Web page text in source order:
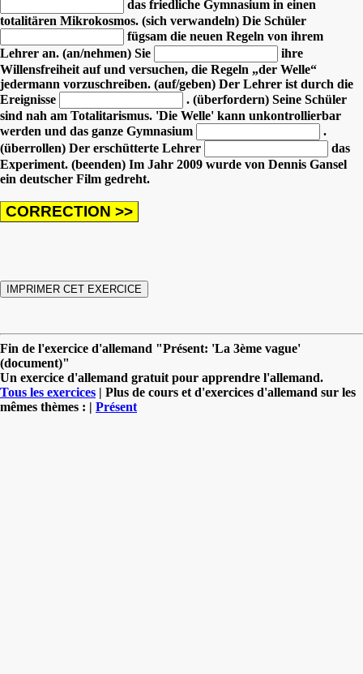
das friedliche Gymnasium in einen
totalitären Mikrokosmos. (sich verwandeln) Die Schüler
fügsam die neuen Regeln von ihrem
Lehrer an. (an/nehmen) Sie
ihre
Willensfreiheit auf und versuchen, die Regeln „der Welle“
jedermann vorzuschreiben. (auf/geben) Der Lehrer ist durch die
Ereignisse
. (überfordern) Seine Schüler
sind nah am Totalitarismus. 'Die Welle' kann unkontrollierbar
werden und das ganze Gymnasium
.
(überrollen) Der erschütterte Lehrer
das
Experiment. (beenden) Im Jahr 2009 wurde von Dennis Gansel
ein deutscher Film gedreht.
Fin de l'exercice d'allemand "Présent: 'La 3ème vague'
(document)"
Un exercice d'allemand gratuit pour apprendre l'allemand.
Tous les exercices | Plus de cours et d'exercices d'allemand sur les
mêmes thèmes : | Présent